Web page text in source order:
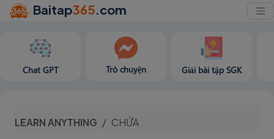
Baitap365.com
Chat GPT Trò chuyện Giải bài tập SGK
LEARN ANYTHING CHỨA